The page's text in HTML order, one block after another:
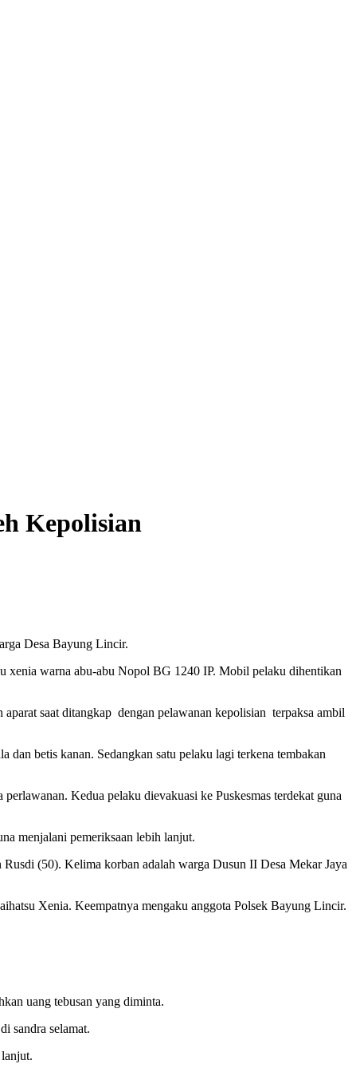
Kepolisian
Desa Bayung Lincir.
xenia warna abu-abu Nopol BG 1240 IP. Mobil pelaku dihentikan
saat ditangkap dengan pelawanan kepolisian terpaksa ambil
dan betis kanan. Sedangkan satu pelaku lagi terkena tembakan
Kedua pelaku dievakuasi ke Puskesmas terdekat guna
menjalani pemeriksaan lebih lanjut.
(50). Kelima korban adalah warga Dusun II Desa Mekar Jaya
Xenia. Keempatnya mengaku anggota Polsek Bayung Lincir.
uang tebusan yang diminta.
sandra selamat.